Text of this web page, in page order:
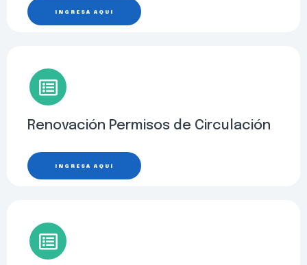
INGRESA AQUÍ
Renovación Permisos de Circulación
INGRESA AQUÍ